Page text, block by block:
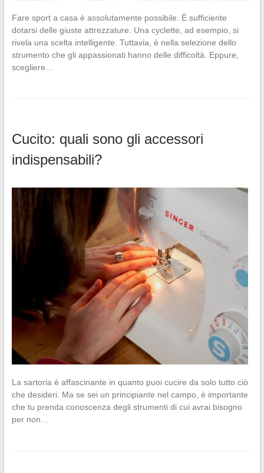
Fare sport a casa è assolutamente possibile. È sufficiente
dotarsi delle giuste attrezzature. Una cyclette, ad esempio, si
rivela una scelta intelligente. Tuttavia, è nella selezione dello
strumento che gli appassionati hanno delle difficoltà. Eppure,
scegliere…
Cucito: quali sono gli accessori
indispensabili?
La sartoria è affascinante in quanto puoi cucire da solo tutto ciò
che desideri. Ma se sei un principiante nel campo, è importante
che tu prenda conoscenza degli strumenti di cui avrai bisogno
per non…